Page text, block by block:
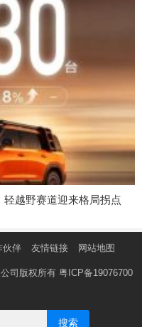
越野赛道迎来格局拐点
伙伴 友情链接 网站地图
司版权所有 粤ICP备19076700
搜索